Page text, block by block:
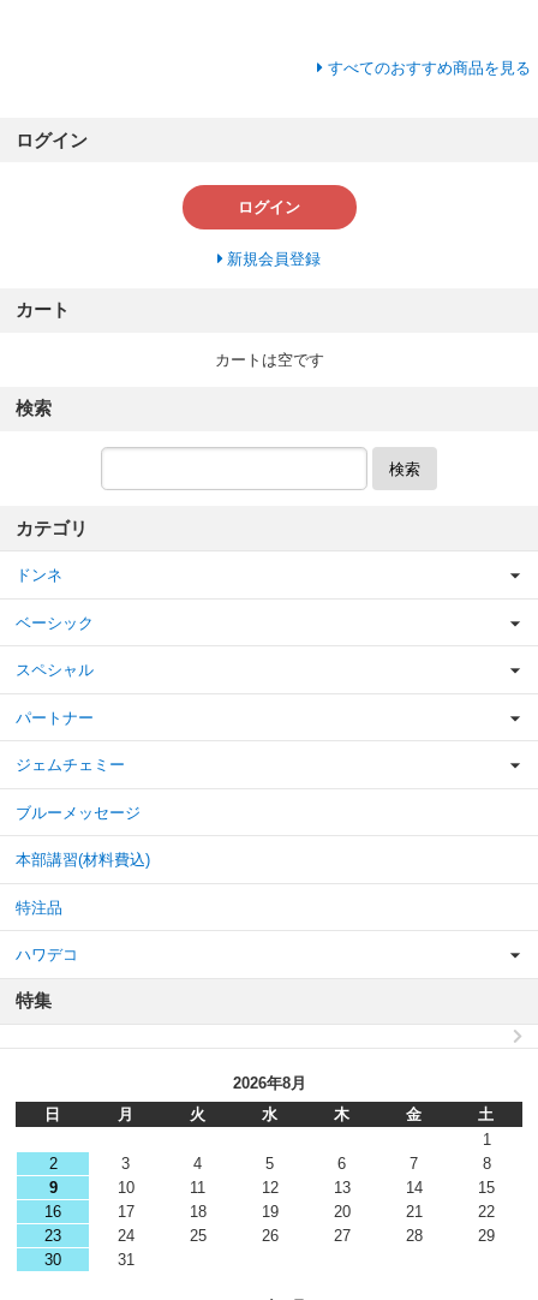
すべてのおすすめ商品を見る
ログイン
ログイン
新規会員登録
カート
カートは空です
検索
検索
カテゴリ
ドンネ
ベーシック
スペシャル
パートナー
ジェムチェミー
ブルーメッセージ
本部講習(材料費込)
特注品
ハワデコ
特集
2026年8月
日
月 火 水 木 金
土
1
2
3 4 5 6 7
8
9
10 11 12 13 14
15
16
17 18 19 20 21
22
23
24 25 26 27 28
29
30
31